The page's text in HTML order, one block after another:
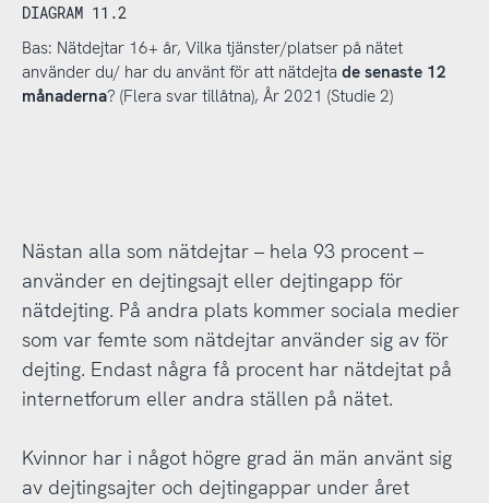
DIAGRAM 11.2
Bas: Nätdejtar 16+ år, Vilka tjänster/platser på nätet
använder du/ har du använt för att nätdejta de senaste 12
månaderna? (Flera svar tillåtna), År 2021 (Studie 2)
Nästan alla som nätdejtar – hela 93 procent –
använder en dejtingsajt eller dejtingapp för
nätdejting. På andra plats kommer sociala medier
som var femte som nätdejtar använder sig av för
dejting. Endast några få procent har nätdejtat på
internetforum eller andra ställen på nätet.
Kvinnor har i något högre grad än män använt sig
av dejtingsajter och dejtingappar under året